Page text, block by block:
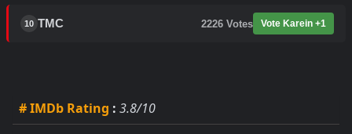
10 TMC 2226 Votes Vote Karein +1
# IMDb Rating : 3.8/10